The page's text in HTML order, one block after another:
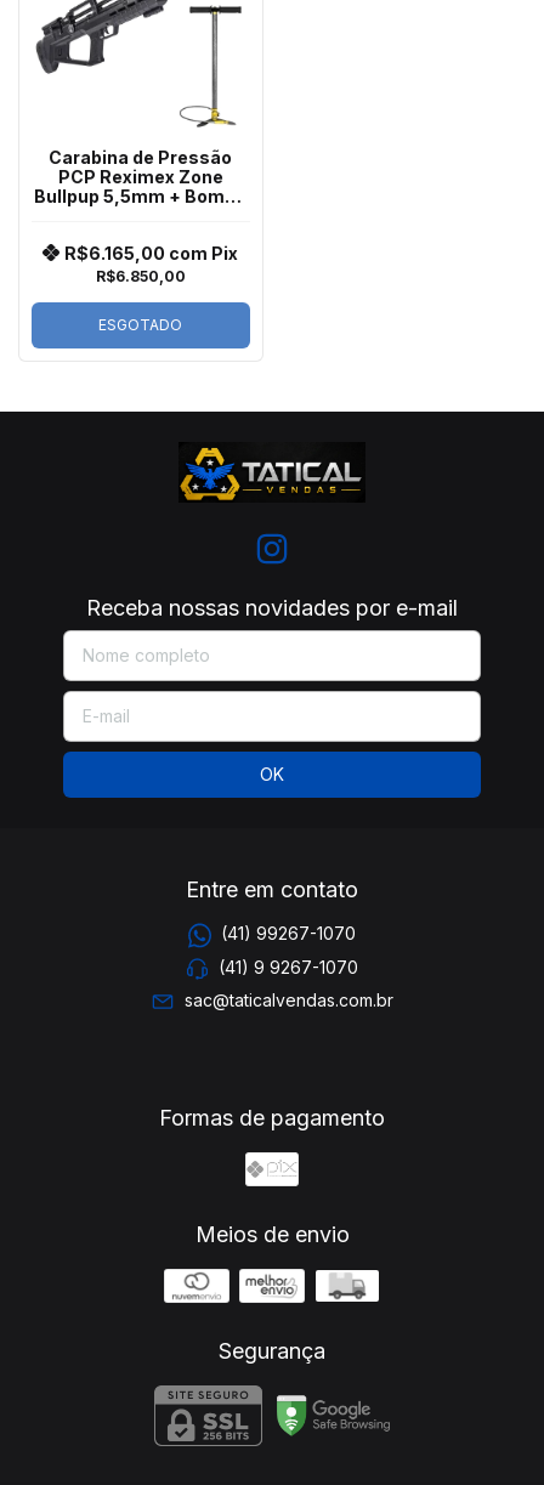
Carabina de Pressão
PCP Reximex Zone
Bullpup 5,5mm + Bomba
R$6.850,00
R$6.165,00 com Pix
ESGOTADO
Receba nossas novidades por e-mail
Entre em contato
(41) 99267-1070
(41) 9 9267-1070
sac@taticalvendas.com.br
Formas de pagamento
Meios de envio
Segurança